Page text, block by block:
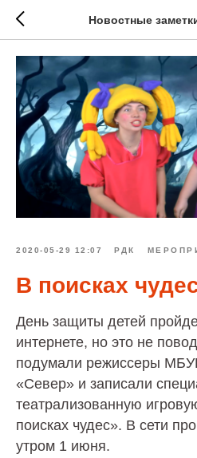
Новостные
2020-05-29 12:07 РДК
В поисках
День защиты детей
интернете, но это не
подумали режиссеры
«Север» и записали
театрализованную
поисках чудес». В сети
утром 1 июня.